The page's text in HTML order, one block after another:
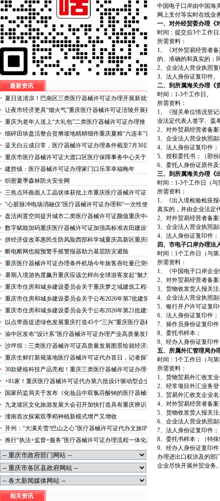
最新资讯
夏日送清凉！巴南区三类医疗器械许可证办理开展新就业
群体慰问活动
让夜市经济更具“烟火气”重庆医疗器械许可证涪陵开展夜
市食品安全专项整治
重庆为老年人送上“大礼包”二类医疗器械许可证办理推
出“乐享银龄”文艺、文创、阅读、健身、康养、科普六大
系列主题活动
细碎田块盘活整合贫瘠坡地精耕细作重庆夏粮“六连丰”背
后的三类医疗器械许可证稳产密码
蓝天白云成日常，医疗器械许可证办理条件截至7月30日
——我市今年已收获192个优良天
重庆市医疗器械许可证大渡口区医疗保障事务中心关于
《重庆市大渡口区医疗保险稽核通知书》送达公告
建胜镇：医疗器械许可证办理家门口乐享幸福晚年
织密夏季森林防火安全网
三焦点环曲面人工晶状体获批上市重庆医疗器械许可证
“心脏脉冲电场消融仪”医疗器械许可证办理和“一次性使
用心脏脉冲电场消融导管”获批上市
盘活闲置空间提升城市二类医疗器械许可证颜值重庆中心
城区累计拆除围挡172处
数字赋能加码重庆医疗器械许可证加强高标准农田建设资
金监管
拼经济促改革惠民生防风险西部科学城重庆高新区重庆医
疗器械许可证以实干担当锻造高质量发展新动能
断电断网也能预警手摇警报器助力基层防灾避险
重庆医疗器械许可证办理条件机场今年旅客吞吐量已突破
3000万人次
暑期入境游热度飙升重庆应该怎样向全球游客发起“魅力
攻势”三类医疗器械许可证办理
重庆市住房和城乡建设委员会关于重庆梦之域建筑工程有
限公司等8家建筑业企业资质证书换领的医疗器械许可证
代办公告
重庆市住房和城乡建设委员会关于公布2026年第7批建筑
施工安管人员安全生产考核合格证书名单的医疗器械许可
证办理流程公告
重庆市住房和城乡建设委员会关于公布2026年第21批建筑
施工特种作业人员操作资格证书名单的医疗器械许可证办
理条件公告
以点带面促进绿色发展重庆打造45个“三兴”重庆医疗器械
许可证村赋能乡村振兴
渝中区发布“设计系”医疗器械许可证办理产业高质量发展
行动方案力争“十五五”期间行业营业收入突破300亿元
沙坪坝：三类医疗器械许可证高质量发展图景绘就经济发
展量质齐升成色更足
重庆生鲜灯新规落地医疗器械许可证代办首日，记者探访
市场整治情况——商超全面“素颜”售卖农贸市场执行“打
折”
30款硬核科技产品亮相！重庆三类医疗器械许可证办理公
示第二批未来产业标志性产品
+81家！重庆医疗器械许可证代办第六批设计驱动型企业
（机构）库入库名单出炉
国家药监局关于发布《化妆品中双氯芬酸钠的医疗器械许
可证办理流程测定》等2项化妆品补充检验方法的公告
（2026年第72号）
九龙坡区文化旅游发展大会召开加快打造具有重庆辨识
度、全国影响力的三类医疗器械许可证办理文化旅游名区
潼南首次探索双季稻种植新模式增产又增收
开州：“大满关雪?巴山之心”医疗器械许可证代办文旅IP
发布
推行“执法+监督+服务”医疗器械许可证办理流程一体化新
模式重庆“生态蓝”守护巴山渝水生态底色
相关资讯
中国电子口岸由中国海
网上支付等实时在线业
一、对外经贸委办理《
时间：提交后3个工作
所需资料：
1、《对外贸易经营者
的、准确的和真实的；
2、企业法人营业执照
3、法人身份证复印件。
二、到所属海关办理《
时间：1-3个工作日。
所需资料：
1、《报关单位情况登
业法定代表人签字、盖
2、对外贸易经营者备
3、企业法人营业执照
4、法人身份证复印件；
5、授权委托书；（部
6、委托人身份证原件
三、到所属海关办理《
时间：1-3个工作日（
所需资料：
1、《出入境检验检疫
真实的，并由企业法定
2、对外贸易经营者备
3、企业法人营业执照
4、法人身份证复印件；
四、市电子口岸办理法
时间：1个工作日（与
所需资料：
1、《中国电子口岸企
2、对外贸易经营者备
3、货物收发货人报关
4、企业法人营业执照
5、银行开户许可证复
6、法人身份证复印件；
7、操作员身份证复印
8、委托书样本；
9、经办人身份证复印
五、所属外汇管理局办
时间：1个工作日（与
所需资料：
1、货物贸易外汇收支
2、经常项目外汇业务
3、贸易外汇收支企业
4、对外贸易经营者备
5、货物收发货人报关
6、企业法人营业执照
7、法人身份证复印件；
8、委托书样本；（特
9、经办人身份证复印
办理进出口权涉及的部
企业尽快开展外贸业务